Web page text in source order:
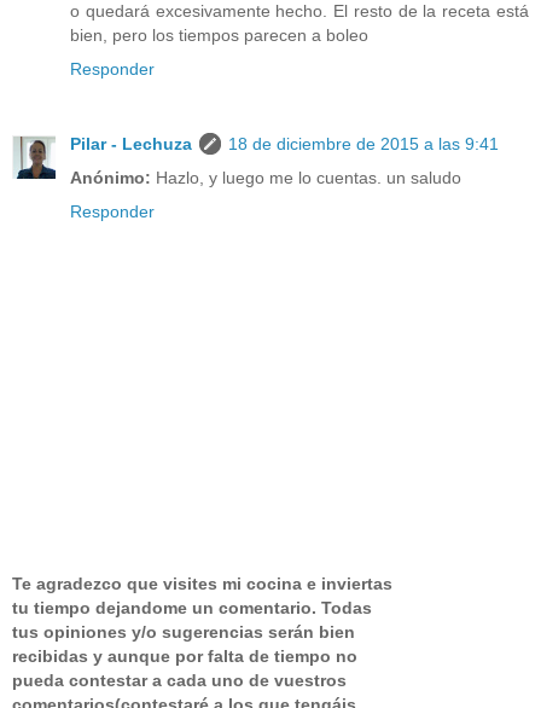
o quedará excesivamente hecho. El resto de la receta está
bien, pero los tiempos parecen a boleo
Responder
Pilar - Lechuza
18 de diciembre de 2015 a las 9:41
Anónimo: Hazlo, y luego me lo cuentas. un saludo
Responder
Te agradezco que visites mi cocina e inviertas
tu tiempo dejandome un comentario. Todas
tus opiniones y/o sugerencias serán bien
recibidas y aunque por falta de tiempo no
pueda contestar a cada uno de vuestros